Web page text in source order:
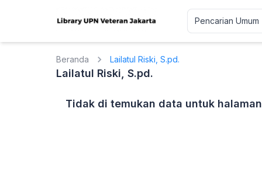
Beranda Lailatul Riski, S.pd.
Lailatul Riski, S.pd.
Tidak di temukan data untuk